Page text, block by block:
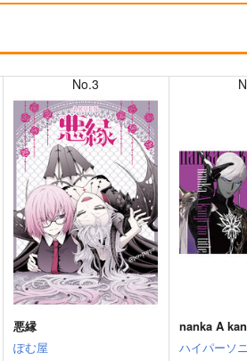
No.3
悪縁
ぽむ屋
nanka A
ハイパーソ